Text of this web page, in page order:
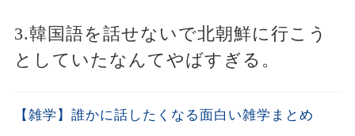
3.韓国語を話せないで北朝鮮に行こう
としていたなんてやばすぎる。
【雑学】誰かに話したくなる面白い雑学まとめ